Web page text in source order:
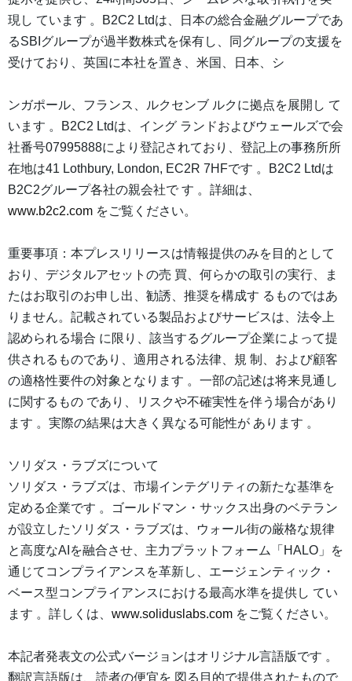
現し ています 。B2C2 Ltdは、日本の総合金融グループであ
るSBIグループが過半数株式を保有し、同グループの支援を
受けており、英国に本社を置き、米国、日本、シ
ンガポール、フランス、ルクセンブ ルクに拠点を展開し て
います 。B2C2 Ltdは、イング ランドおよびウェールズで会
社番号07995888により登記されており、登記上の事務所所
在地は41 Lothbury, London, EC2R 7HFです 。B2C2 Ltdは
B2C2グループ各社の親会社で す 。詳細は、
www.b2c2.com をご覧ください。
重要事項：本プレスリリースは情報提供のみを目的として
おり、デジタルアセットの売 買、何らかの取引の実行、ま
たはお取引のお申し出、勧誘、推奨を構成す るものではあ
りません。記載されている製品およびサービスは、法令上
認められる場合 に限り、該当するグループ企業によって提
供されるものであり、適用される法律、規 制、および顧客
の適格性要件の対象となります 。一部の記述は将来見通し
に関するもの であり、リスクや不確実性を伴う場合があり
ます 。実際の結果は大きく異なる可能性が あります 。
ソリダス・ラブズについて
ソリダス・ラブズは、市場インテグリティの新たな基準を
定める企業です 。ゴールドマン・サックス出身のベテラン
が設立したソリダス・ラブズは、ウォール街の厳格な規律
と高度なAIを融合させ、主力プラットフォーム「HALO」を
通じてコンプライアンスを革新し、エージェンティック・
ベース型コンプライアンスにおける最高水準を提供し てい
ます 。詳しくは、 www.soliduslabs.com をご覧ください。
本記者発表文の公式バージョンはオリジナル言語版です 。
翻訳言語版は、読者の便宜を 図る目的で提供されたもので